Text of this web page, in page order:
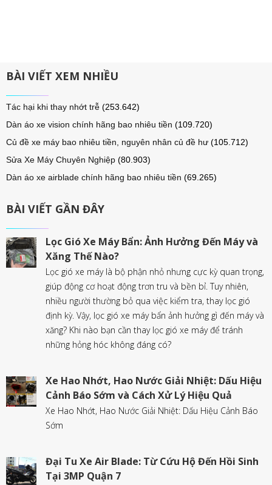
BÀI VIẾT XEM NHIỀU
Tác hại khi thay nhớt trễ (253.642)
Dàn áo xe vision chính hãng bao nhiêu tiền (109.720)
Củ đề xe máy bao nhiêu tiền, nguyên nhân củ đề hư (105.712)
Sửa Xe Máy Chuyên Nghiệp (80.903)
Dàn áo xe airblade chính hãng bao nhiêu tiền (69.265)
BÀI VIẾT GẦN ĐÂY
Lọc Gió Xe Máy Bẩn: Ảnh Hưởng Đến Máy và
Xăng Thế Nào?
Lọc gió xe máy là bộ phận nhỏ nhưng cực kỳ quan trọng,
giúp động cơ hoạt động trơn tru và bền bỉ. Tuy nhiên,
nhiều người thường bỏ qua việc kiểm tra, thay lọc gió
định kỳ. Vậy, lọc gió xe máy bẩn ảnh hưởng gì đến máy và
xăng? Khi nào bạn cần thay lọc gió xe máy để tránh
những hỏng hóc không đáng có?
Xe Hao Nhớt, Hao Nước Giải Nhiệt: Dấu Hiệu
Cảnh Báo Sớm và Cách Xử Lý Hiệu Quả
Xe Hao Nhớt, Hao Nước Giải Nhiệt: Dấu Hiệu Cảnh Báo
Sớm
Đại Tu Xe Air Blade: Từ Cứu Hộ Đến Hồi Sinh
Tại 3MP Quận 7